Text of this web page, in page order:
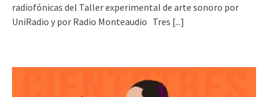
radiofónicas del Taller experimental de arte sonoro por
UniRadio y por Radio Monteaudio Tres [...]